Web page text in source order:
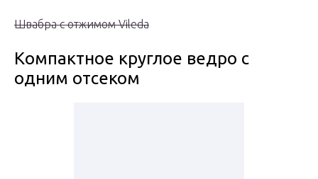
Швабра с отжимом Vileda
Компактное круглое ведро с
одним отсеком